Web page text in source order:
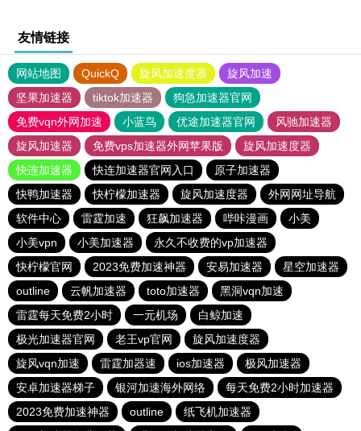
友情链接
网站地图 QuickQ 旋风加速度器
旋风加速
坚果加速器
tiktok加速器
狗急加速器官网
免费vqn外网加速
小蓝鸟 优途加速器官网
风驰加速器
旋风加速器
免费vps加速器外网苹果版
旋风加速度器
快连加速器
快连加速器官网入口
原子加速器
快鸭加速器
快柠檬加速器 旋风加速度器
外网网址导航
软件中心
雷霆加速 狂飙加速器 哔咔漫画
小美
小美vpn
小美加速器
永久不收费的vp加速器
快柠檬官网
2023免费加速神器 安易加速器
星空加速器
outline
云帆加速器 toto加速器
黑洞vqn加速
雷霆每天免费2小时
一元机场
白鲸加速
极光加速器官网
老王vp官网
旋风加速度器
旋风vqn加速
雷霆加器速 ios加速器
极风加速器
安卓加速器梯子
银河加速海外网络
每天免费2小时加速器
2023免费加速神器
outline
纸飞机加速器